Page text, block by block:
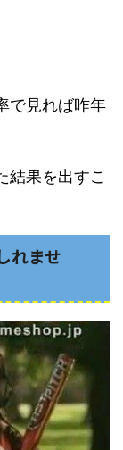
で見れば昨年
結果を出すこ
れませ